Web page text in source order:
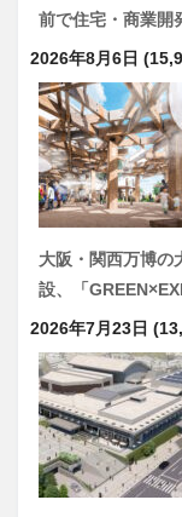
前で住宅・商業開
2026年8月6日
大阪・関西万博の
設、「
2026年7月23日